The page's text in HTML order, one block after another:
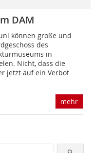
DAM
können große und
des
in
Nicht, dass die
jetzt auf ein Verbot
mehr